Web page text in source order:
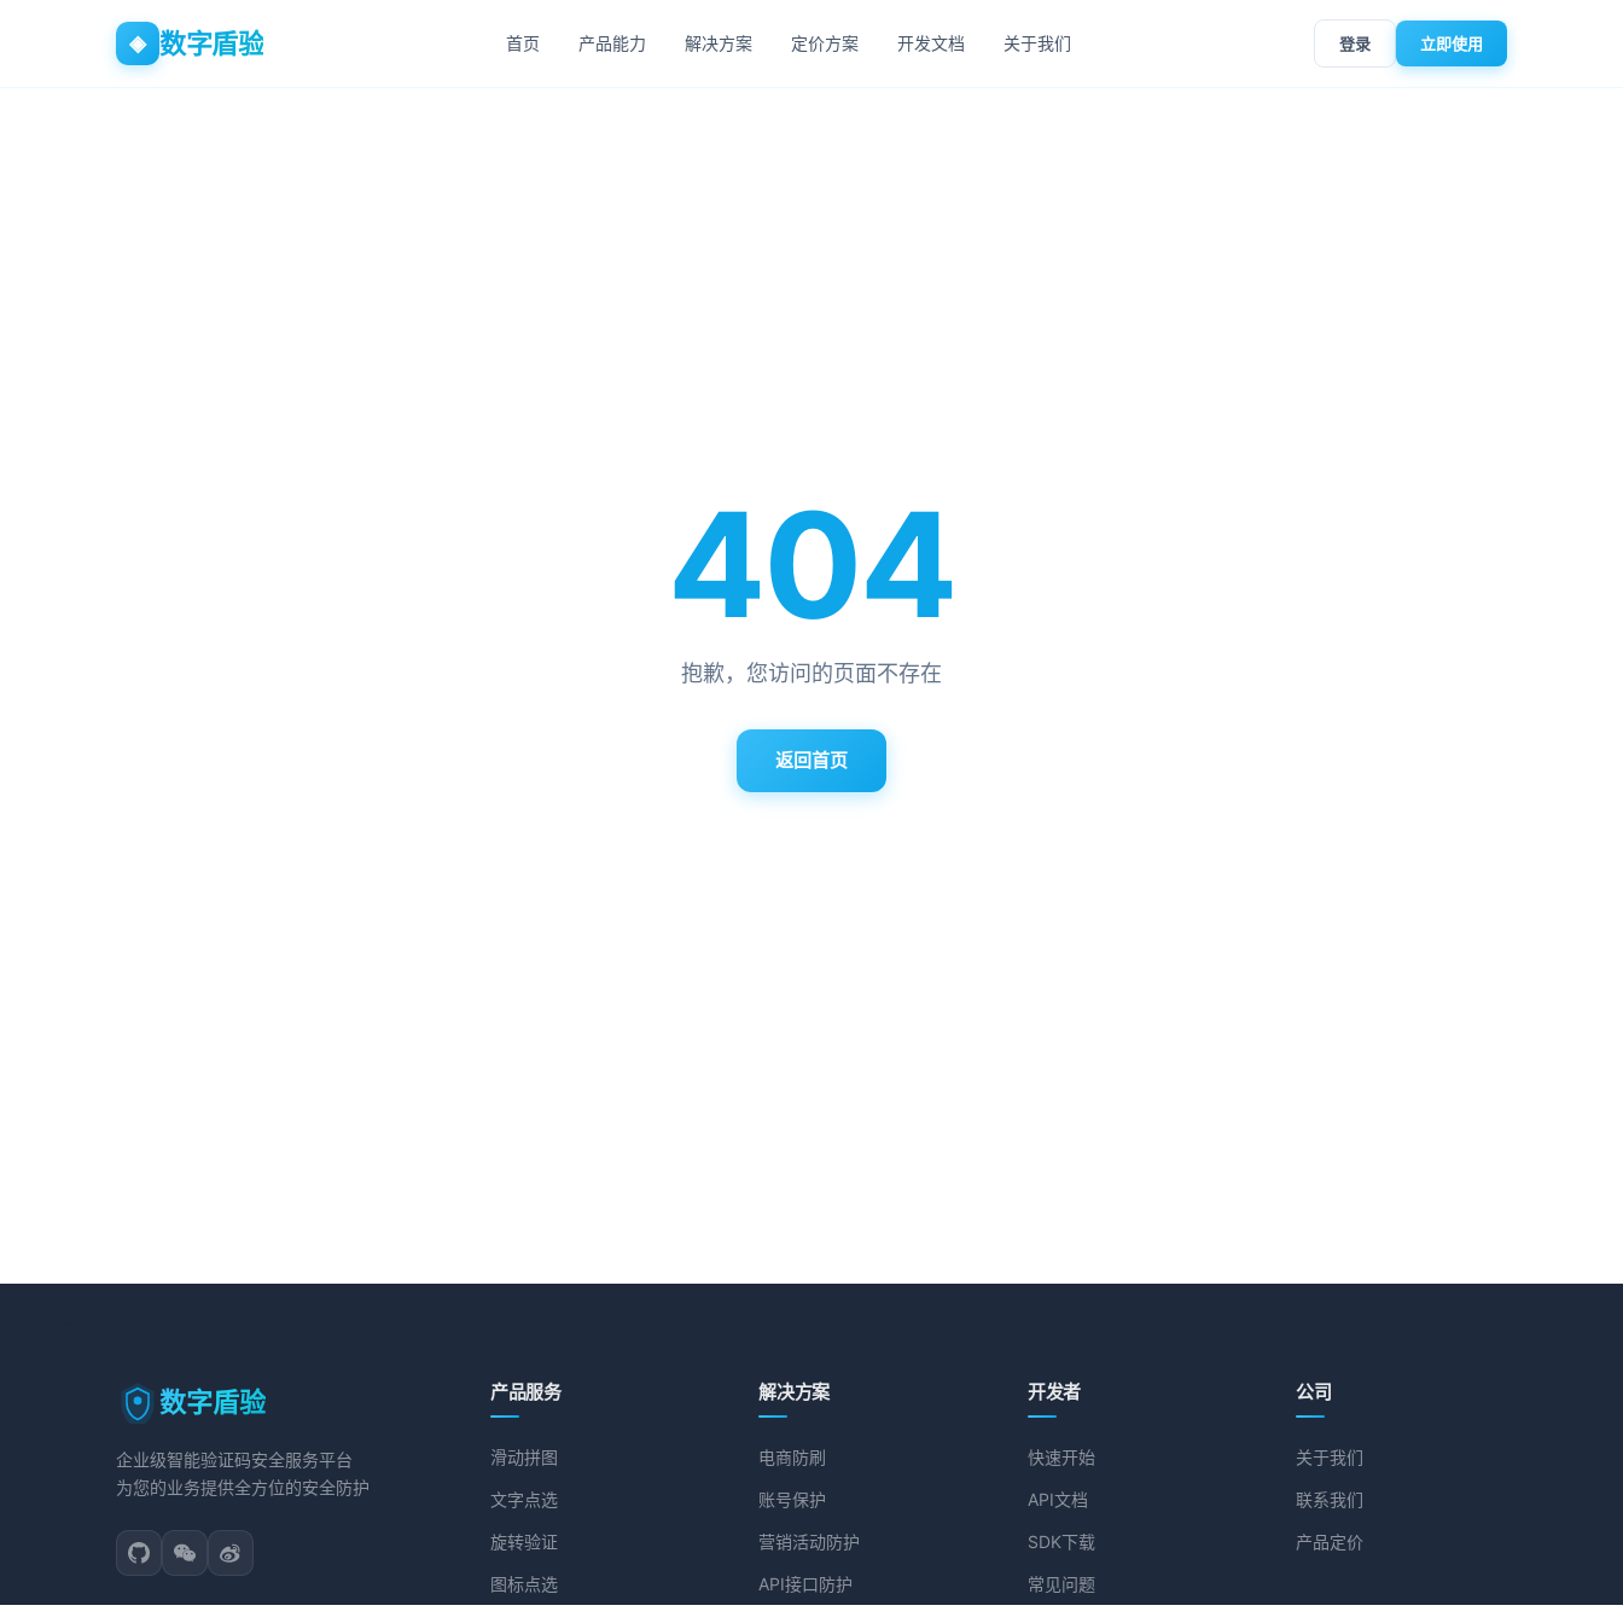
◈ 数字盾验 首页 产品能力 解决方案 定价方案 开发文档 关于我们 登录 立即使用
404
抱歉，您访问的页面不存在
返回首页
数字盾验
企业级智能验证码安全服务平台
为您的业务提供全方位的安全防护
产品服务
滑动拼图
文字点选
旋转验证
图标点选
解决方案
电商防刷
账号保护
营销活动防护
API接口防护
开发者
快速开始
API文档
SDK下载
常见问题
公司
关于我们
联系我们
产品定价